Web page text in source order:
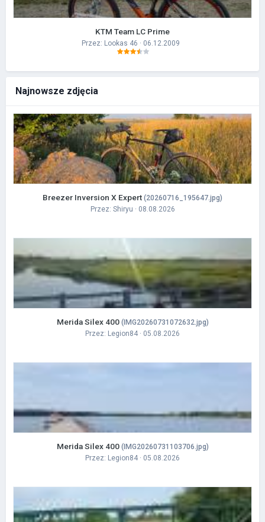
KTM Team LC Prime
Przez: Lookas 46 · 06.12.2009
Najnowsze zdjęcia
Breezer Inversion X Expert (20260716_195647.jpg)
Przez: Shiryu · 08.08.2026
Merida Silex 400 (IMG20260731072632.jpg)
Przez: Legion84 · 05.08.2026
Merida Silex 400 (IMG20260731103706.jpg)
Przez: Legion84 · 05.08.2026